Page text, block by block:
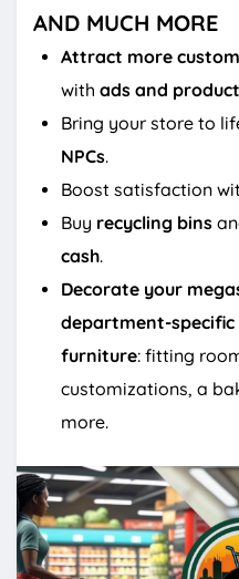
AND MUCH MORE
Attract more
with ads and
Bring your store to
NPCs.
Boost satisfaction
Buy recycling bins
cash.
Decorate your
department-
furniture: fitting
customizations, a
more.